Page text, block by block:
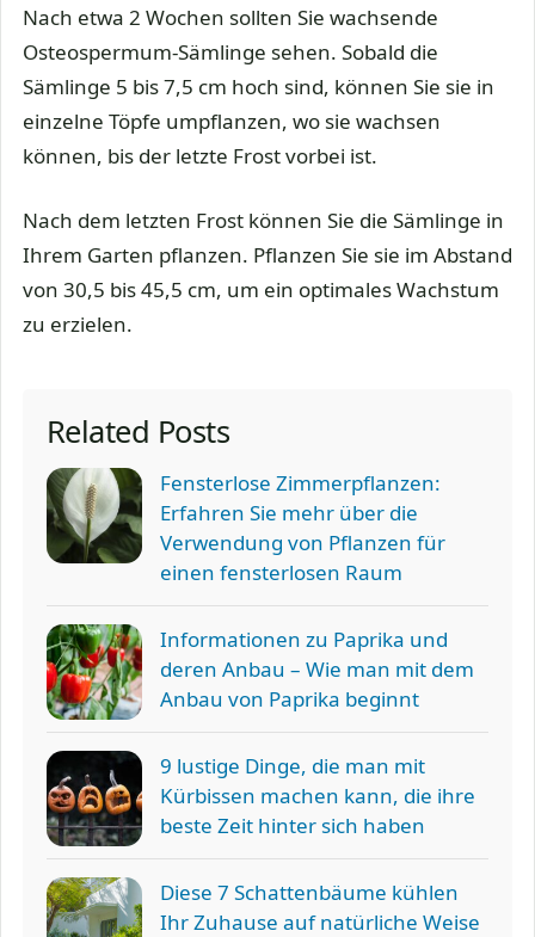
Nach etwa 2 Wochen sollten Sie wachsende
Osteospermum-Sämlinge sehen. Sobald die
Sämlinge 5 bis 7,5 cm hoch sind, können Sie sie in
einzelne Töpfe umpflanzen, wo sie wachsen
können, bis der letzte Frost vorbei ist.
Nach dem letzten Frost können Sie die Sämlinge in
Ihrem Garten pflanzen. Pflanzen Sie sie im Abstand
von 30,5 bis 45,5 cm, um ein optimales Wachstum
zu erzielen.
Related Posts
Fensterlose Zimmerpflanzen:
Erfahren Sie mehr über die
Verwendung von Pflanzen für
einen fensterlosen Raum
Informationen zu Paprika und
deren Anbau – Wie man mit dem
Anbau von Paprika beginnt
9 lustige Dinge, die man mit
Kürbissen machen kann, die ihre
beste Zeit hinter sich haben
Diese 7 Schattenbäume kühlen
Ihr Zuhause auf natürliche Weise